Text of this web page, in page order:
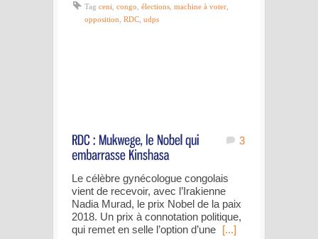
Tag ceni, congo, élections, machine à voter,
opposition, RDC, udps
3
Le célèbre gynécologue congolais
vient de recevoir, avec l’Irakienne
Nadia Murad, le prix Nobel de la paix
2018. Un prix à connotation politique,
qui remet en selle l’option d’une [...]